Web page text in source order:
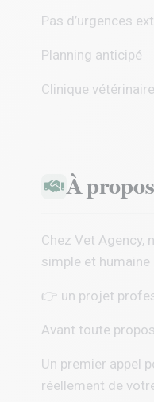
Pas d’urgences
Planning anticipé
Clinique
À
Chez Vet Agency,
simple et humaine :
👉 un projet
Avant toute
Un premier appel
réellement de